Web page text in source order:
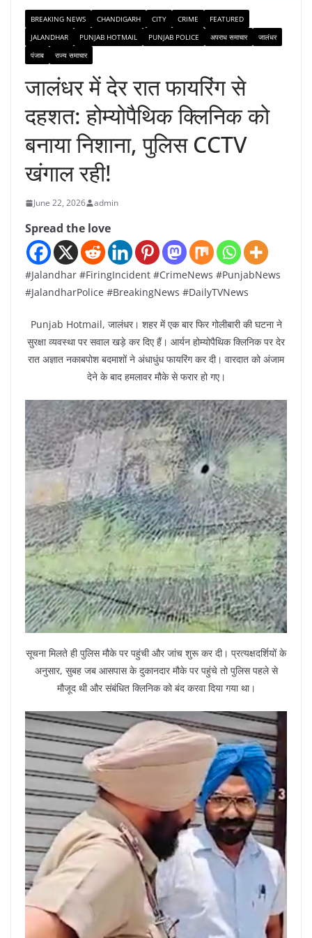
BREAKING NEWS CHANDIGARH CITY CRIME
FEATURED
JALANDHAR
PUNJAB HOTMAIL PUNJAB POLICE अपराध समाचार
जालंधर
पंजाब
राज्य समाचार
जालंधर में देर रात फायरिंग से
दहशत: होम्योपैथिक क्लिनिक को
बनाया निशाना, पुलिस CCTV
खंगाल रही!
June 22, 2026 admin
Spread the love
#Jalandhar #FiringIncident #CrimeNews #PunjabNews
#JalandharPolice #BreakingNews #DailyTVNews
Punjab Hotmail, जालंधर। शहर में एक बार फिर गोलीबारी की घटना ने
सुरक्षा व्यवस्था पर सवाल खड़े कर दिए हैं। आर्यन होम्योपैथिक क्लिनिक पर देर
रात अज्ञात नकाबपोश बदमाशों ने अंधाधुंध फायरिंग कर दी। वारदात को अंजाम
देने के बाद हमलावर मौके से फरार हो गए।
सूचना मिलते ही पुलिस मौके पर पहुंची और जांच शुरू कर दी। प्रत्यक्षदर्शियों के
अनुसार, सुबह जब आसपास के दुकानदार मौके पर पहुंचे तो पुलिस पहले से
मौजूद थी और संबंधित क्लिनिक को बंद करवा दिया गया था।